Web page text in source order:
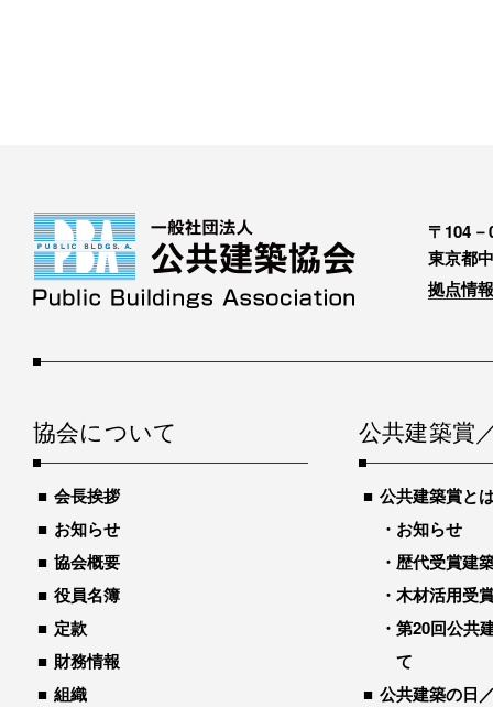
〒104－
東京都
拠点情
協会について
会長挨拶
お知らせ
協会概要
役員名簿
定款
財務情報
組織
公共建築賞
公共建築賞と
お知らせ
歴代受賞建
木材活用受
第20回公共
て
公共建築の日